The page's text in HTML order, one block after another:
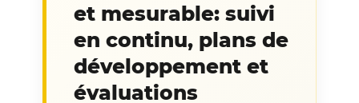
et mesurable: suivi
en continu, plans de
développement et
évaluations